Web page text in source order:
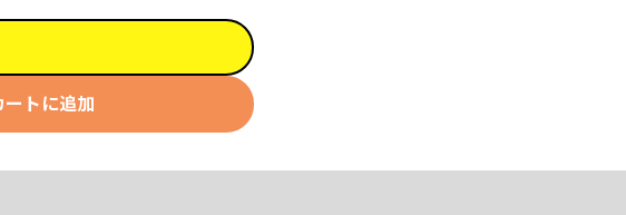
ートに追加